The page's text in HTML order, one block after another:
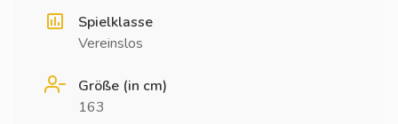
Spielklasse
Vereinslos
Größe (in cm)
163